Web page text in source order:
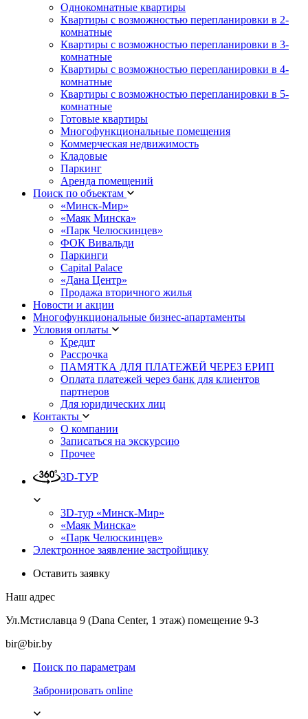
Однокомнатные квартиры
Квартиры с возможностью перепланировки в 2-
комнатные
Квартиры с возможностью перепланировки в 3-
комнатные
Квартиры с возможностью перепланировки в 4-
комнатные
Квартиры с возможностью перепланировки в 5-
комнатные
Готовые квартиры
Многофункциональные помещения
Коммерческая недвижимость
Кладовые
Паркинг
Аренда помещений
Поиск по объектам
«Минск-Мир»
«Маяк Минска»
«Парк Челюскинцев»
ФОК Вивальди
Паркинги
Capital Palace
«Дана Центр»
Продажа вторичного жилья
Новости и акции
Многофункциональные бизнес-апартаменты
Условия оплаты
Кредит
Рассрочка
ПАМЯТКА ДЛЯ ПЛАТЕЖЕЙ ЧЕРЕЗ ЕРИП
Оплата платежей через банк для клиентов
партнеров
Для юридических лиц
Контакты
О компании
Записаться на экскурсию
Прочее
3D-ТУР
3D-тур «Минск-Мир»
«Маяк Минска»
«Парк Челюскинцев»
Электронное заявление застройщику
Оставить заявку
Наш адрес
Ул.Мстиславца 9 (Dana Center, 1 этаж) помещение 9-3
bir@bir.by
Поиск по параметрам
Забронировать online